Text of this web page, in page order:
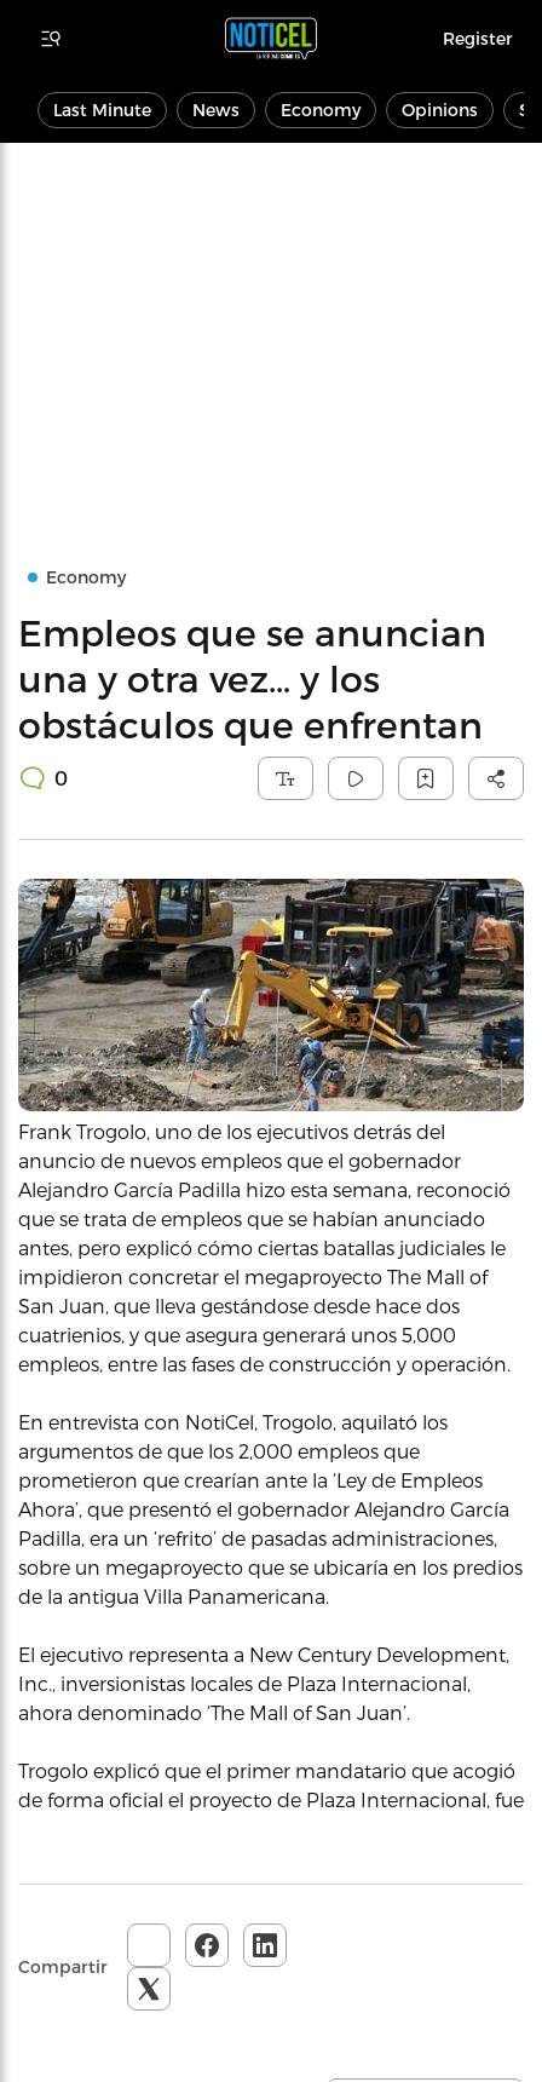
Register
Last Minute News Economy Opinions
Economy
Empleos que se anuncian
una y otra vez… y los
obstáculos que enfrentan
0
Frank Trogolo, uno de los ejecutivos detrás del
anuncio de nuevos empleos que el gobernador
Alejandro García Padilla hizo esta semana, reconoció
que se trata de empleos que se habían anunciado
antes, pero explicó cómo ciertas batallas judiciales le
impidieron concretar el megaproyecto The Mall of
San Juan, que lleva gestándose desde hace dos
cuatrienios, y que asegura generará unos 5,000
empleos, entre las fases de construcción y operación.
En entrevista con NotiCel, Trogolo, aquilató los
argumentos de que los 2,000 empleos que
prometieron que crearían ante la ‘Ley de Empleos
Ahora’, que presentó el gobernador Alejandro García
Padilla, era un ‘refrito’ de pasadas administraciones,
sobre un megaproyecto que se ubicaría en los predios
de la antigua Villa Panamericana.
El ejecutivo representa a New Century Development,
Inc., inversionistas locales de Plaza Internacional,
ahora denominado ‘The Mall of San Juan’.
Trogolo explicó que el primer mandatario que acogió
de forma oficial el proyecto de Plaza Internacional, fue
Compartir